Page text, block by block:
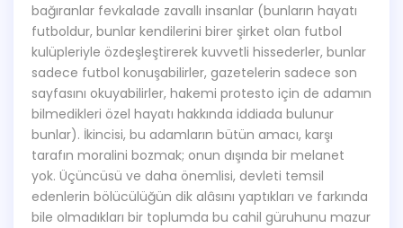
bağıranlar fevkalade zavallı insanlar (bunların hayatı
futboldur, bunlar kendilerini birer şirket olan futbol
kulüpleriyle özdeşleştirerek kuvvetli hissederler, bunlar
sadece futbol konuşabilirler, gazetelerin sadece son
sayfasını okuyabilirler, hakemi protesto için de adamın
bilmedikleri özel hayatı hakkında iddiada bulunur
bunlar). İkincisi, bu adamların bütün amacı, karşı
tarafın moralini bozmak; onun dışında bir melanet
yok. Üçüncüsü ve daha önemlisi, devleti temsil
edenlerin bölücülüğün dik alâsını yaptıkları ve farkında
bile olmadıkları bir toplumda bu cahil güruhunu mazur